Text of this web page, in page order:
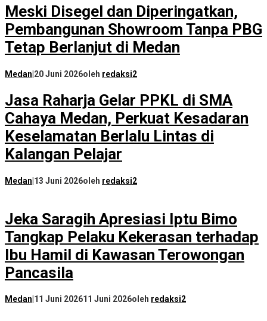
Meski Disegel dan Diperingatkan,
Pembangunan Showroom Tanpa PBG
Tetap Berlanjut di Medan
Medan 20 Juni 2026oleh redaksi2
Jasa Raharja Gelar PPKL di SMA
Cahaya Medan, Perkuat Kesadaran
Keselamatan Berlalu Lintas di
Kalangan Pelajar
Medan 13 Juni 2026oleh redaksi2
Jeka Saragih Apresiasi Iptu Bimo
Tangkap Pelaku Kekerasan terhadap
Ibu Hamil di Kawasan Terowongan
Pancasila
Medan 11 Juni 202611 Juni 2026oleh redaksi2